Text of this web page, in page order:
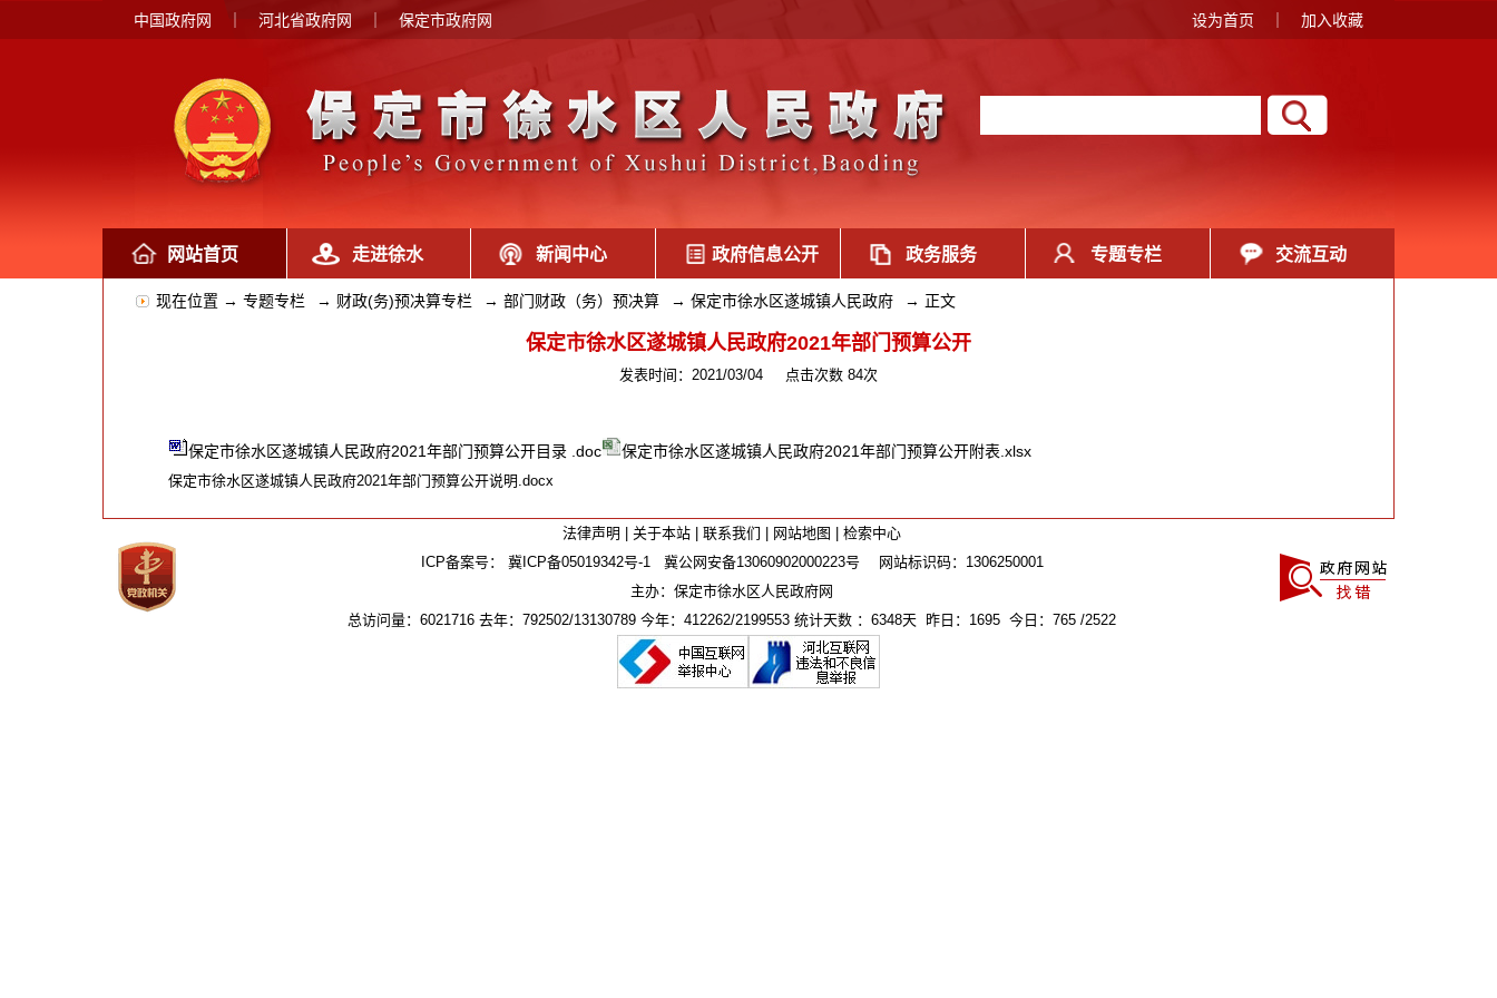
中国政府网 河北省政府网 保定市政府网 设为首页 加入收藏
网站首页 走进徐水 新闻中心 政府信息公开 政务服务 专题专栏 交流互动
现在位置 → 专题专栏 → 财政(务)预决算专栏 → 部门财政（务）预决算 → 保定市徐水区遂城镇人民政府 → 正文
保定市徐水区遂城镇人民政府2021年部门预算公开
发表时间：2021/03/04 点击次数 84次
保定市徐水区遂城镇人民政府2021年部门预算公开目录 .doc 保定市徐水区遂城镇人民政府2021年部门预算公开附表.xlsx
保定市徐水区遂城镇人民政府2021年部门预算公开说明.docx
法律声明 关于本站 联系我们 网站地图
检索中心
ICP备案号：
冀ICP备05019342号-1 冀公网安备13060902000223号网站标识码：1306250001
主办：保定市徐水区人民政府网
总访问量：6021716 去年：792502/13130789 今年：412262/2199553 统计天数 ：6348天 昨日：1695 今日：765 /2522